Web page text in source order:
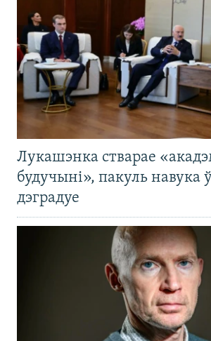
Лукашэнка стварае
будучыні», пакуль навука
дэградуе